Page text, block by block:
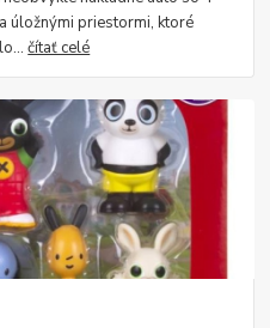
úložnými priestormi, ktoré
čítať celé